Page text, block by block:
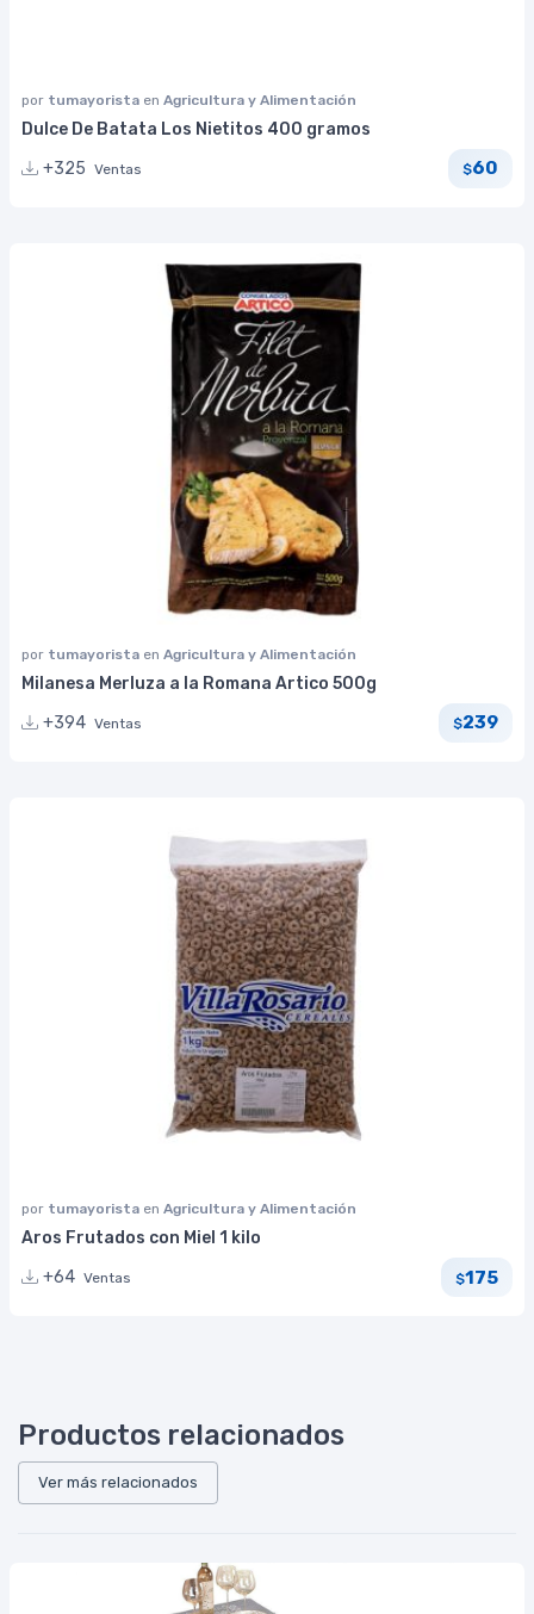
por tumayorista en Agricultura y Alimentación
Dulce De Batata Los Nietitos 400 gramos
+325 Ventas $60
por tumayorista en Agricultura y Alimentación
Milanesa Merluza a la Romana Artico 500g
+394 Ventas $239
por tumayorista en Agricultura y Alimentación
Aros Frutados con Miel 1 kilo
+64 Ventas $175
Productos relacionados
Ver más relacionados